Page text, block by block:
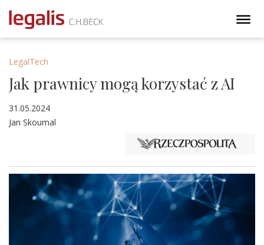
LegalTech
Jak prawnicy mogą korzystać z AI
31.05.2024
Jan Skoumal